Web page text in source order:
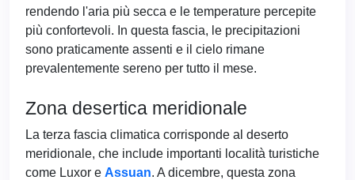
rendendo l'aria più secca e le temperature percepite
più confortevoli. In questa fascia, le precipitazioni
sono praticamente assenti e il cielo rimane
prevalentemente sereno per tutto il mese.
Zona desertica meridionale
La terza fascia climatica corrisponde al deserto
meridionale, che include importanti località turistiche
come Luxor e Assuan. A dicembre, questa zona